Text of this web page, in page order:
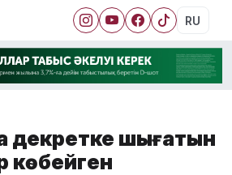
RU
декретке шығатын
көбейген